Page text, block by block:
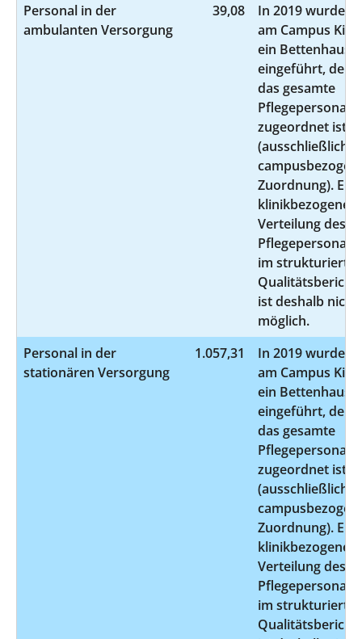
Personal in der
ambulanten Versorgung
39,08
In 2019 wurde
am Campus Kiel
ein Bettenhaus
eingeführt, dem
das gesamte
Pflegepersonal
zugeordnet ist
(ausschließlich
Zuordnung). Eine
klinikbezogene
Verteilung des
Pflegepersonals
im
Qualitätsbericht
ist deshalb nicht
möglich.
Personal in der
stationären Versorgung
1.057,31
In 2019 wurde
am Campus Kiel
ein Bettenhaus
eingeführt, dem
das gesamte
Pflegepersonal
zugeordnet ist
(ausschließlich
Zuordnung). Eine
klinikbezogene
Verteilung des
Pflegepersonals
im
Qualitätsbericht